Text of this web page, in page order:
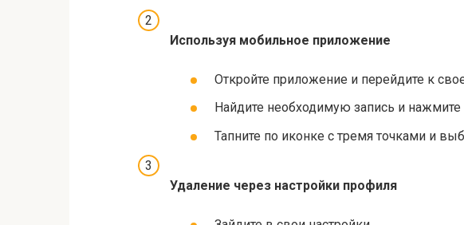
Используя мобильное приложение
Откройте приложение и перейдите к
Найдите необходимую запись и нажмите
Тапните по иконке с тремя точками и
Удаление через настройки профиля